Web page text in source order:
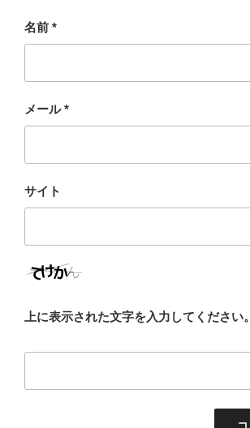
名前 *
メール*
サイト
上に表示された文字を入力してください。